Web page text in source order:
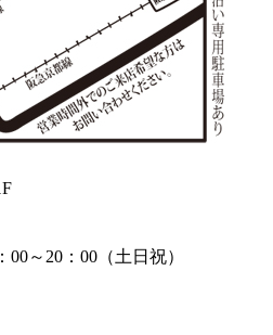
～20：00（土日祝）